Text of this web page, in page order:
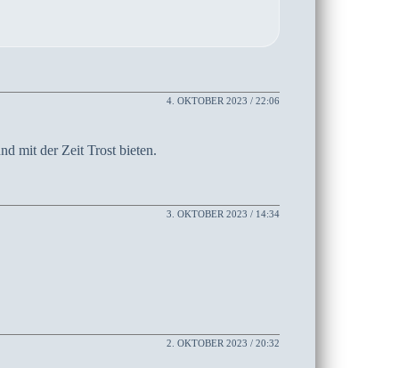
4. OKTOBER 2023 / 22:06
mit der Zeit Trost bieten.
3. OKTOBER 2023 / 14:34
2. OKTOBER 2023 / 20:32